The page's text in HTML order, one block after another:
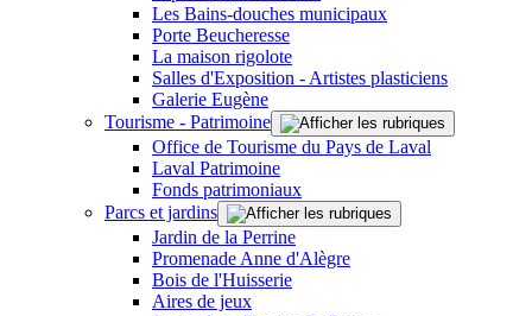
Les Bains-douches municipaux
Porte Beucheresse
La maison rigolote
Salles d'Exposition - Artistes plasticiens
Galerie Eugène
Tourisme - Patrimoine
Office de Tourisme du Pays de Laval
Laval Patrimoine
Fonds patrimoniaux
Parcs et jardins
Jardin de la Perrine
Promenade Anne d'Alègre
Bois de l'Huisserie
Aires de jeux